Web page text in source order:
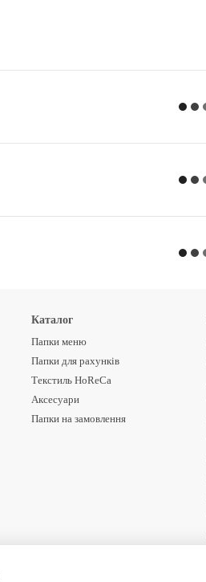
Каталог
Папки меню
Папки для рахунків
Текстиль HoReCa
Аксесуари
Папки на замовлення